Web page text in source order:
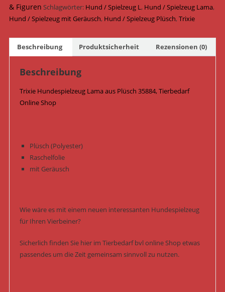
cm
35884
& Figuren Schlagwörter: Hund / Spielzeug L, Hund / Spielzeug Lama,
Hund / Spielzeug mit Geräusch, Hund / Spielzeug Plüsch,Trixie
Beschreibung Produktsicherheit Rezensionen (0)
Beschreibung
Trixie Hundespielzeug Lama aus Plüsch 35884, Tierbedarf
Online Shop
Plüsch (Polyester)
Raschelfolie
mit Geräusch
Wie wäre es mit einem neuen interessanten Hundespielzeug
für Ihren Vierbeiner?
Sicherlich finden Sie hier im Tierbedarf bvl online Shop etwas
passendes um die Zeit gemeinsam sinnvoll zu nutzen.